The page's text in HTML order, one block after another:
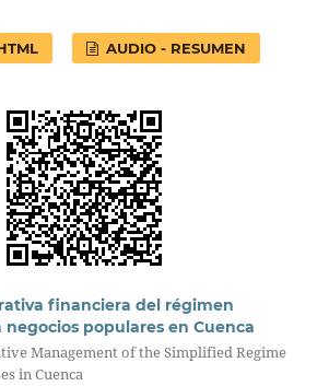
AUDIO - RESUMEN
financiera del régimen
populares en Cuenca
Management of the Simplified Regime
in Cuenca